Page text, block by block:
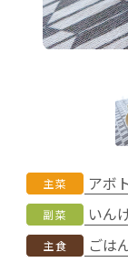
主菜 アボ
副菜 いん
主食 ごは